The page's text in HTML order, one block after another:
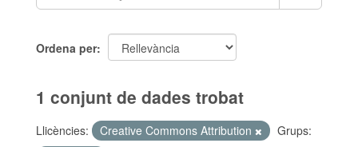
Ordena per
1 conjunt de dades trobat
Llicències: Creative Commons Attribution
Grups: